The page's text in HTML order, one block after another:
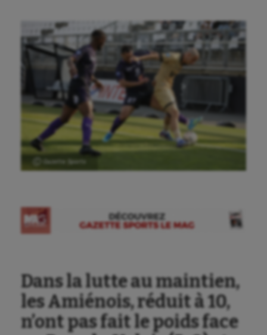
Ⓒ Gazette Sports
Dans la lutte au maintien,
les Amiénois, réduit à 10,
n’ont pas fait le poids face